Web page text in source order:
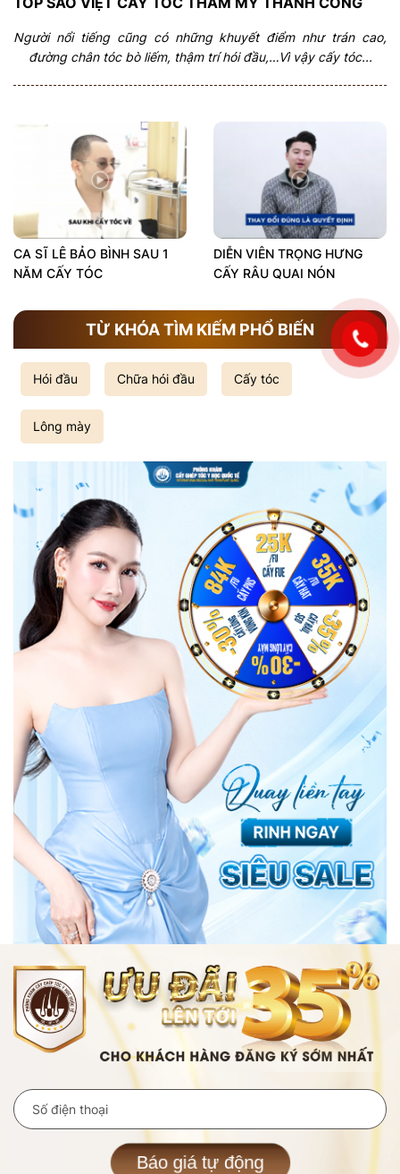
Người nổi tiếng cũng có những khuyết điểm như trán cao,
đường chân tóc bò liếm, thậm trí hói đầu,…Vì vậy cấy tóc...
CA SĨ LÊ BẢO BÌNH SAU 1
NĂM CẤY TÓC
DIỄN VIÊN TRỌNG HƯNG
CẤY RÂU QUAI NÓN
TỪ KHÓA TÌM KIẾM PHỔ BIẾN
Hói đầu Chữa hói đầu Cấy tóc
Lông mày
Báo giá tự động